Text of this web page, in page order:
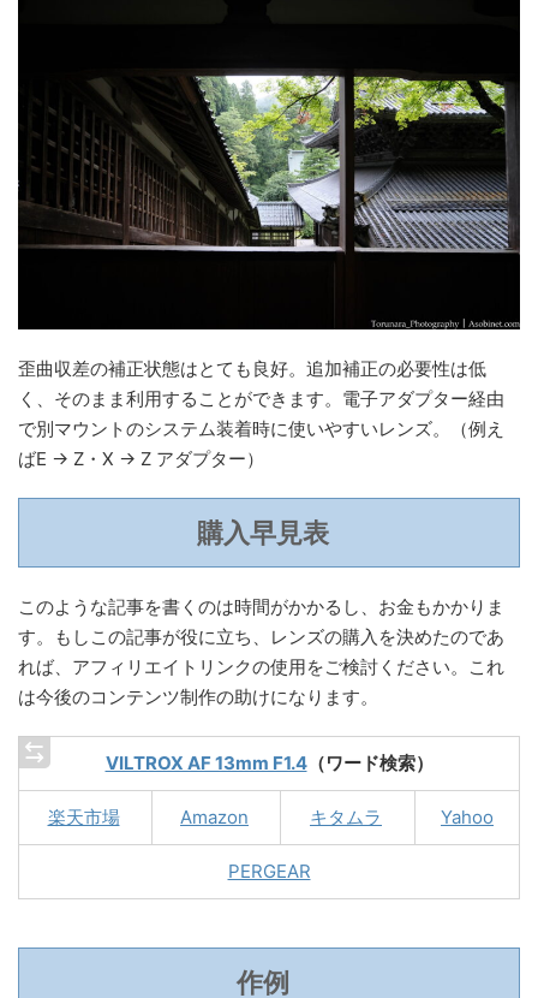
歪曲収差の補正状態はとても良好。追加補正の必要性は低
く、そのまま利用することができます。電子アダプター経由
で別マウントのシステム装着時に使いやすいレンズ。（例え
ばE → Z・X → Z アダプター）
購入早見表
このような記事を書くのは時間がかかるし、お金もかかりま
す。もしこの記事が役に立ち、レンズの購入を決めたのであ
れば、アフィリエイトリンクの使用をご検討ください。これ
は今後のコンテンツ制作の助けになります。
VILTROX AF 13mm F1.4（ワード検索）
楽天市場 Amazon キタムラ Yahoo
PERGEAR
作例